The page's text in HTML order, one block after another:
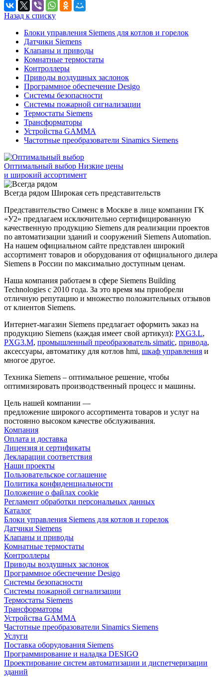
Назад к списку
Блоки управления Siemens для котлов и горелок
Датчики Siemens
Клапаны и приводы
Комнатные термостаты
Контроллеры
Приводы воздушных заслонок
Программное обеспечение Desigo
Системы безопасности
Системы пожарной сигнализации
Термостаты Siemens
Трансформаторы
Устройства GAMMA
Частотные преобразователи Sinamics Siemens
Оптимальный выбор Низкие цены
и широкий ассортимент
Всегда рядом Широкая сеть представительств
Представительство Сименс в Москве в лице компании ГК
«У2» предлагаем исключительно сертифицированную
качественную продукцию Siemens для реализации проектов
по автоматизации зданий и сооружений Siemens Automation.
На нашем официальном сайте представлен широкий
ассортимент товаров и оборудования от официального дилера
Siemens в России по максимально доступным ценам.
Наша компания работаем в сфере Siemens Building
Technologies с 2010 года. За это время мы приобрели
отличную репутацию и множество положительных отзывов
от клиентов Siemens.
Интернет-магазин Siemens предлагает оформить заказ на
продукцию Siemens (каждая имеет свой артикул): PXG3.L,
PXG3.M, промышленный преобразователь simatic, привода,
аксессуары, автоматику для котлов hmi, шкаф управления и
многое другое.
Техника Siemens – оптимальное решение, чтобы
оптимизировать производственный процесс и машины.
Цель нашей компании —
предложение широкого ассортимента товаров и услуг на
постоянно высоком качестве обслуживания.
Компания
Оплата и доставка
Лицензия и сертификаты
Декларации соответствия
Наши проекты
Пользовательское соглашение
Политика конфиденциальности
Положение о файлах cookie
Регламент обработки персональных данных
Каталог
Блоки управления Siemens для котлов и горелок
Датчики Siemens
Клапаны и приводы
Комнатные термостаты
Контроллеры
Приводы воздушных заслонок
Программное обеспечение Desigo
Системы безопасности
Системы пожарной сигнализации
Термостаты Siemens
Трансформаторы
Устройства GAMMA
Частотные преобразователи Sinamics Siemens
Услуги
Поставка оборудования Siemens
Программирование и наладка DESIGO
Проектирование систем автоматизации и диспетчеризации
зданий